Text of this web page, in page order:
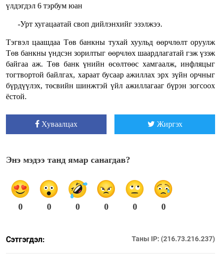
үлдэгдэл 6 тэрбум юан
-Урт хугацаатай своп дийлэнхийг эзэлжээ.
Тэгвэл цаашдаа Төв банкны тухай хуульд өөрчлөлт оруулж
Төв банкны үндсэн зорилтыг өөрчлөх шаардлагатай гэж үзэж
байгаа аж. Төв банк үнийн өсөлтөөс хамгаалж, инфляцыг
тогтвортой байлгах, хараат бусаар ажиллах эрх зүйн орчныг
бүрдүүлэх, төсвийн шинжтэй үйл ажиллагааг бүрэн зогсоох
ёстой.
Хуваалцах Жиргэх
Энэ мэдээ танд ямар санагдав?
0 0 0 0 0 0
Сэтгэгдэл: Таны IP: (216.73.216.237)